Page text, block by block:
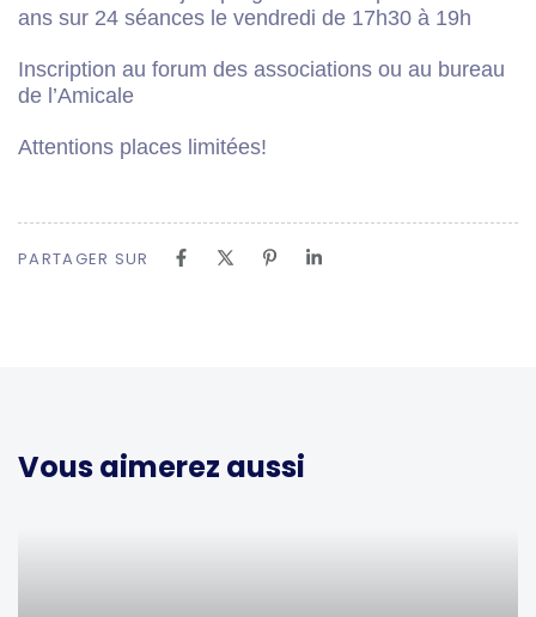
ans sur 24 séances le vendredi de 17h30 à 19h
Inscription au forum des associations ou au bureau
de l’Amicale
Attentions places limitées!
PARTAGER SUR
Vous aimerez aussi